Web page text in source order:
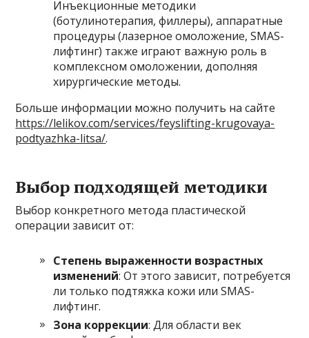
Инъекционные методики
(ботулинотерапия, филлеры), аппаратные
процедуры (лазерное омоложение, SMAS-
лифтинг) также играют важную роль в
комплексном омоложении, дополняя
хирургические методы.
Больше информации можно получить на сайте
https://lelikov.com/services/feyslifting-krugovaya-
podtyazhka-litsa/.
Выбор подходящей методики
Выбор конкретного метода пластической
операции зависит от:
Степень выраженности возрастных
изменений: От этого зависит, потребуется
ли только подтяжка кожи или SMAS-
лифтинг.
Зона коррекции: Для области век